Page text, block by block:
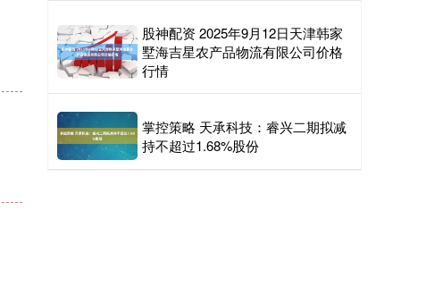
股神配资 2025年9月12日天津韩家
墅海吉星农产品物流有限公司价格
行情
掌控策略 天承科技：睿兴二期拟减
持不超过1.68%股份